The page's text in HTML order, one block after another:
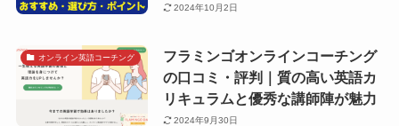
2024年10月2日
オンライン英語コーチング
フラミンゴオンラインコーチング
の口コミ・評判｜質の高い英語カ
リキュラムと優秀な講師陣が魅力
2024年9月30日